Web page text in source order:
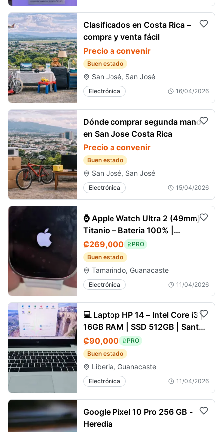
Clasificados en Costa Rica –
compra y venta fácil
Precio a convenir
Buen estado
San José, San José
Electrónica 16/04/2026
Dónde comprar segunda mano
en San Jose Costa Rica
Precio a convenir
Buen estado
San José, San José
Electrónica 15/04/2026
⌚ Apple Watch Ultra 2 (49mm)
Titanio – Batería 100% |
Tamarindo
₡269,000
PRO
Buen estado
Tamarindo, Guanacaste
Electrónica 11/04/2026
💻 Laptop HP 14 – Intel Core i3 |
16GB RAM | SSD 512GB | Santa
Cruz
₡90,000
PRO
Buen estado
Liberia, Guanacaste
Electrónica 11/04/2026
Google Pixel 10 Pro 256 GB -
Heredia